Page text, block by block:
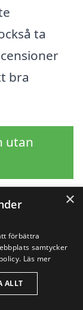
ta
bra
utan
×
förbättra
samtycker
Läs mer
ALLT